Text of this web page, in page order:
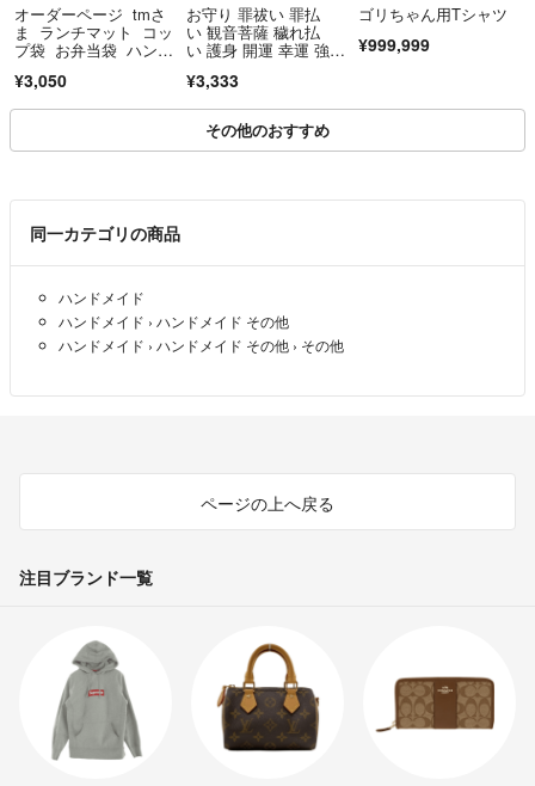
オーダーページ tmさ
ま ランチマット コッ
プ袋 お弁当袋 ハンド
¥3,050
お守り 罪祓い 罪払
い 観音菩薩 穢れ払
い 護身 開運 幸運 強
¥3,333
ゴリちゃん用Tシャツ
¥999,999
その他のおすすめ
同一カテゴリの商品
ハンドメイド
ハンドメイド › ハンドメイド その他
ハンドメイド › ハンドメイド その他 › その他
ページの上へ戻る
注目ブランド一覧